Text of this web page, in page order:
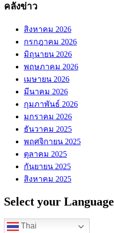
คลังข่าว
สิงหาคม 2026
กรกฎาคม 2026
มิถุนายน 2026
พฤษภาคม 2026
เมษายน 2026
มีนาคม 2026
กุมภาพันธ์ 2026
มกราคม 2026
ธันวาคม 2025
พฤศจิกายน 2025
ตุลาคม 2025
กันยายน 2025
สิงหาคม 2025
Select your Language
Thai